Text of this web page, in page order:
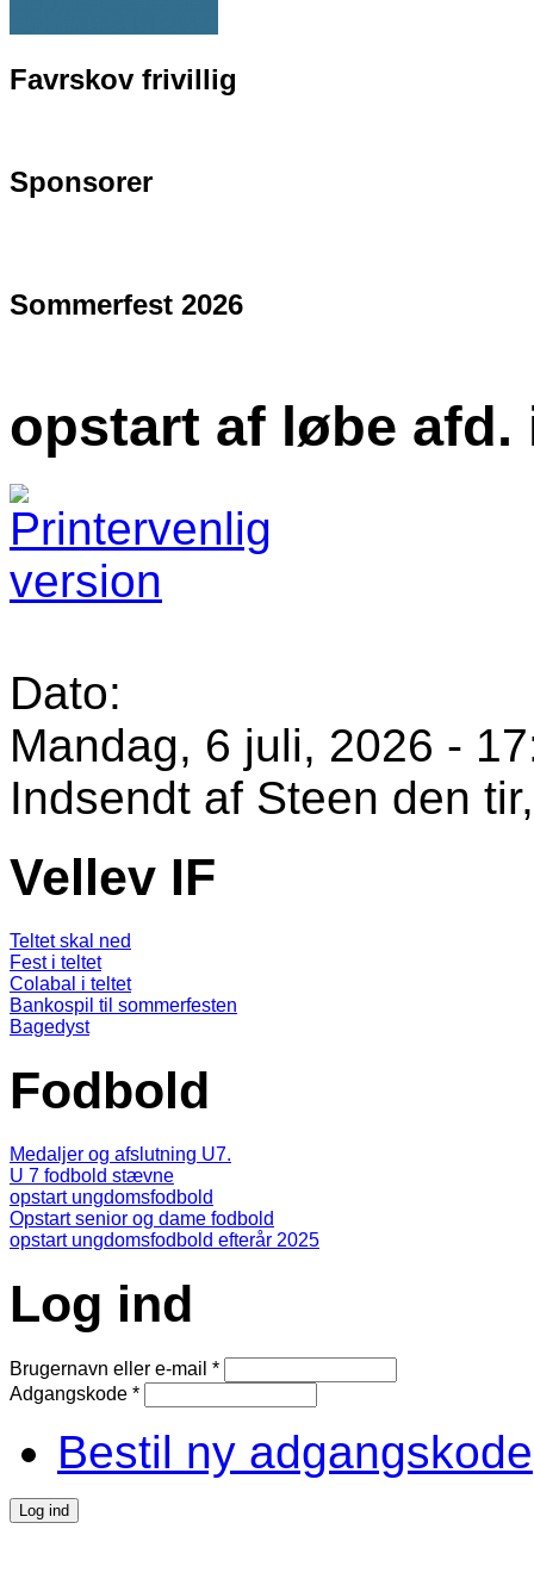
Favrskov frivillig
Sponsorer
Sommerfest 2026
opstart af løbe afd.
Dato:
Mandag, 6 juli, 2026 -
Indsendt af Steen den
Vellev IF
Teltet skal ned
Fest i teltet
Colabal i teltet
Bankospil til sommerfesten
Bagedyst
Fodbold
Medaljer og afslutning U7.
U 7 fodbold stævne
opstart ungdomsfodbold
Opstart senior og dame fodbold
opstart ungdomsfodbold efterår 2025
Log ind
Brugernavn eller e-mail *
Adgangskode *
Bestil ny adgangskode